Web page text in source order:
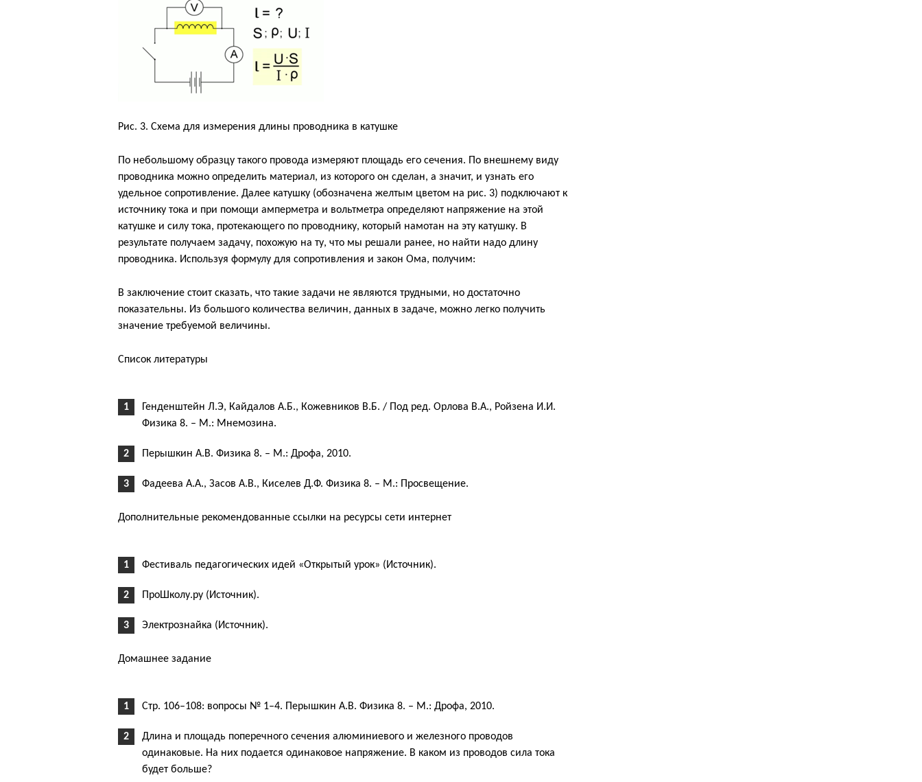
Рис. 3. Схема для измерения длины проводника в катушке
По небольшому образцу такого провода измеряют площадь его сечения. По внешнему виду
проводника можно определить материал, из которого он сделан, а значит, и узнать его
удельное сопротивление. Далее катушку (обозначена желтым цветом на рис. 3) подключают к
источнику тока и при помощи амперметра и вольтметра определяют напряжение на этой
катушке и силу тока, протекающего по проводнику, который намотан на эту катушку. В
результате получаем задачу, похожую на ту, что мы решали ранее, но найти надо длину
проводника. Используя формулу для сопротивления и закон Ома, получим:
В заключение стоит сказать, что такие задачи не являются трудными, но достаточно
показательны. Из большого количества величин, данных в задаче, можно легко получить
значение требуемой величины.
Список литературы
Генденштейн Л.Э, Кайдалов А.Б., Кожевников В.Б. / Под ред. Орлова В.А., Ройзена И.И.
Физика 8. – М.: Мнемозина.
Перышкин А.В. Физика 8. – М.: Дрофа, 2010.
Фадеева А.А., Засов А.В., Киселев Д.Ф. Физика 8. – М.: Просвещение.
Дополнительные рекомендованные ссылки на ресурсы сети интернет
Фестиваль педагогических идей «Открытый урок» (Источник).
ПроШколу.ру (Источник).
Электрознайка (Источник).
Домашнее задание
Стр. 106–108: вопросы № 1–4. Перышкин А.В. Физика 8. – М.: Дрофа, 2010.
Длина и площадь поперечного сечения алюминиевого и железного проводов
одинаковые. На них подается одинаковое напряжение. В каком из проводов сила тока
будет больше?